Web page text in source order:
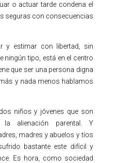
o actuar tarde condena el
seguras con consecuencias
y estimar con libertad, sin
ningún tipo, está en el centro
que ser una persona digna
y nada menos hablamos
niños y jóvenes que son
la alienación parental. Y
madres y abuelos y tíos
bastante este difícil y
Es hora, como sociedad